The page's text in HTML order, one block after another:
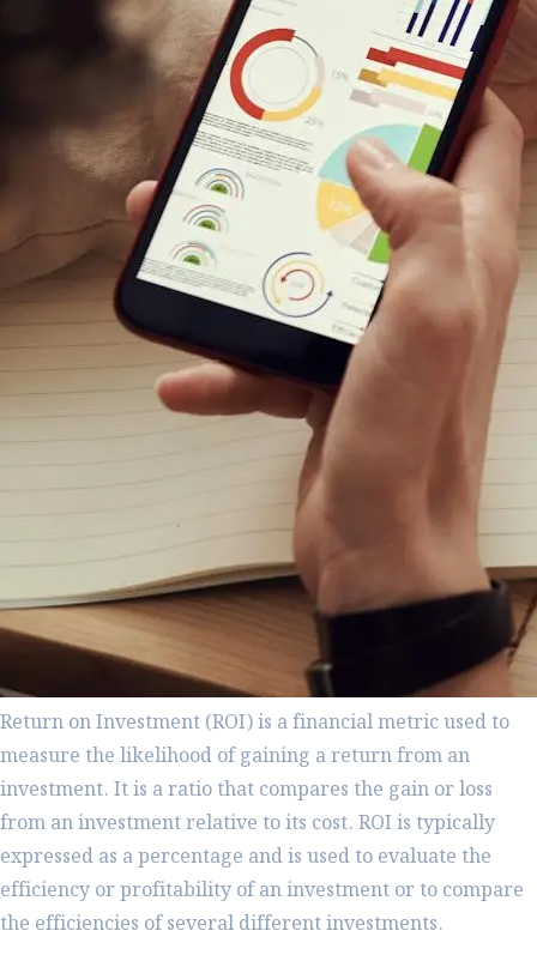
Return on Investment (ROI) is a financial metric used to
measure the likelihood of gaining a return from an
investment. It is a ratio that compares the gain or loss
from an investment relative to its cost. ROI is typically
expressed as a percentage and is used to evaluate the
efficiency or profitability of an investment or to compare
the efficiencies of several different investments.